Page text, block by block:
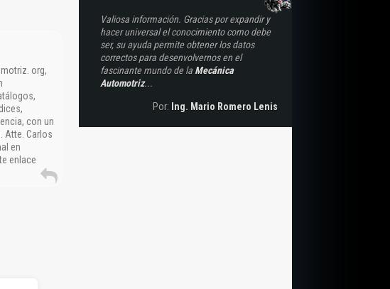
org,
con un
Atte. Carlos
en
enlace
Valiosa información. Gracias por expandir y
hacer universal el conocimiento como debe
ser, su ayuda permite obtener los datos
correctos para desenvolvernos en el
fascinante mundo de la Mecánica
Automotriz...
Por: Ing. Mario Romero Lenis